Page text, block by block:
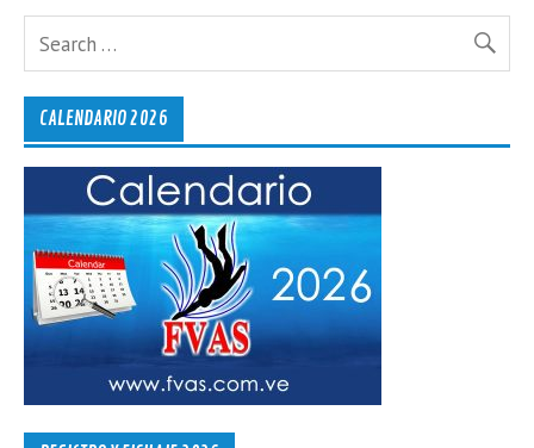
CALENDARIO 2026